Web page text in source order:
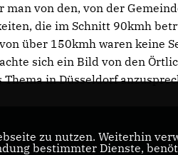
man von den, von der
die im Schnitt 90kmh
über 150kmh waren keine
sich ein Bild von den
Thema inDüsseldorf
zu nutzen. Weiterhin
bestimmter Dienste,